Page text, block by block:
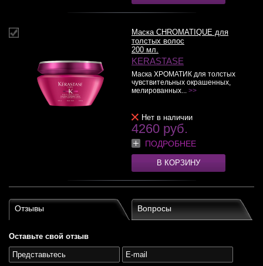
Маска CHROMATIQUE для
толстых волос
200 мл.
KERASTASE
Маска ХРОМАТИК для толстых
чувствительных окрашенных,
мелированных... >>
Нет в наличии
4260 руб.
ПОДРОБНЕЕ
В КОРЗИНУ
Отзывы Вопросы
Оставьте свой отзыв